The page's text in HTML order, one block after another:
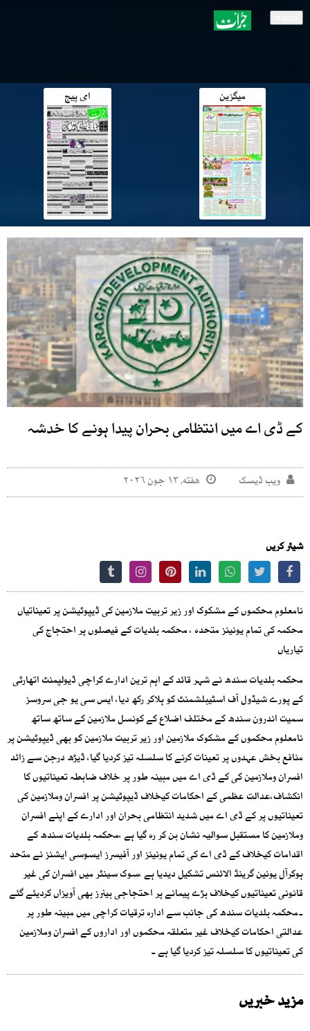
میگزین ای پیج
کے ڈی اے میں انتظامی بحران پیدا ہونے کا خدشہ
ویب ڈیسک هفته, ۱۳ جون ۲۰۲۶
شیئر کریں
نامعلوم محکموں کے مشکوک اور زیر تربیت ملازمین کی ڈیپوٹیشن پر تعیناتیاں
محکمہ کی تمام یونینز متحدہ ، محکمہ بلدیات کے فیصلوں پر احتجاج کی
تیاریاں
محکمہ بلدیات سندھ نے شہر قائد کے اہم ترین ادارے کراچی ڈیولپمنٹ اتھارٹی
کے پورے شیڈول آف اسٹیبلشمنٹ کو ہلاکر رکھ دیا، ایس سی یو جی سروسز
سمیت اندرون سندھ کے مختلف اضلاع کے کونسل ملازمین کے ساتھ ساتھ
نامعلوم محکموں کے مشکوک ملازمین اور زیر تربیت ملازمین کو بھی ڈیپوٹیشن پر
منافع بخش عہدوں پر تعینات کرنے کا سلسلہ تیز کردیا گیا، ڈیڑھ درجن سے زائد
افسران وملازمین کی کے ڈی اے میں مبینہ طور پر خلاف ضابطہ تعیناتیوں کا
انکشاف،عدالت عظمی کے احکامات کیخلاف ڈیپوٹیشن پر افسران وملازمین کی
تعیناتیوں پر کے ڈی اے میں شدید انتظامی بحران اور ادارے کے اپنے افسران
وملازمین کا مستقبل سوالیہ نشان بن کر رہ گیا ہے ،محکمہ بلدیات سندھ کے
اقدامات کیخلاف کے ڈی اے کی تمام یونینز اور آفیسرز ایسوسی ایشنز نے متحد
ہوکرآل یونین گرینڈ الائنس تشکیل دیدیا ہے ،سوک سینٹر میں افسران کی غیر
قانونی تعیناتیوں کیخلاف بڑے پیمانے پر احتجاجی بینرز بھی آویزاں کردیئے گئے
۔محکمہ بلدیات سندھ کی جانب سے ادارہ ترقیات کراچی میں مبینہ طور پر
عدالتی احکامات کیخلاف غیر متعلقہ محکموں اور اداروں کے افسران وملازمین
کی تعیناتیوں کا سلسلہ تیز کردیا گیا ہے ۔
مزید خبریں